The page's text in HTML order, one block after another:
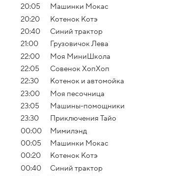
20:05
Машинки Мокас
20:20
Котенок Котэ
20:40
Синий трактор
21:00
Грузовичок Лева
22:00
Моя МиниШкола
22:05
Совенок ХопХоп
22:30
Котенок и автомойка
23:00
Моя песочница
23:05
Машины-помощники
23:30
Приключения Тайо
00:00
Мимилэнд
00:05
Машинки Мокас
00:20
Котенок Котэ
00:40
Синий трактор